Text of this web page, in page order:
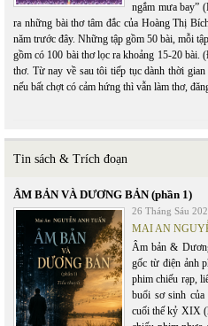
ngắm mưa bay”
ra những bài thơ tâm đắc của Hoàng Thị
năm trước đây. Những tập gồm 50 bài, mỗi
gồm có 100 bài thơ lọc ra khoảng 15-20 bài.
thơ. Từ nay về sau tôi tiếp tục dành thời
nếu bất chợt có cảm hứng thì vẫn làm thơ,
Tin sách & Trích đoạn
ÂM BẢN VÀ DƯƠNG BẢN (phần 1)
26 Tháng Sáu
MAI AN
Âm bản &
gốc từ điện ảnh
phim chiếu rạp,
buổi sơ sinh
cuối thế kỷ XIX